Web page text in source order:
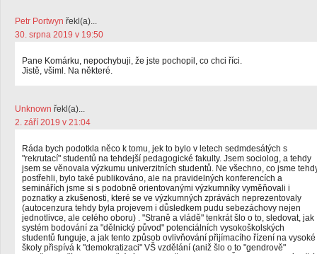
Petr Portwyn řekl(a)...
30. srpna 2019 v 19:50
Pane Komárku, nepochybuji, že jste pochopil, co chci říci.
Jistě, všiml. Na některé.
Unknown řekl(a)...
2. září 2019 v 21:04
Ráda bych podotkla něco k tomu, jek to bylo v letech sedmdesátých s
"rekrutací" studentů na tehdejší pedagogické fakulty. Jsem sociolog, a tehdy
jsem se věnovala výzkumu univerzitních studentů. Ne všechno, co jsme
postřehli, bylo také publikováno, ale na pravidelných konferencích a
seminářích jsme si s podobně orientovanými výzkumníky vyměňovali i
poznatky a zkušenosti, které se ve výzkumných zprávách neprezentovaly
(autocenzura tehdy byla projevem i důsledkem pudu sebezáchovy nejen
jednotlivce, ale celého oboru) . "Straně a vládě" tenkrát šlo o to, sledovat, jak
systém bodování za "dělnický původ" potenciálních vysokoškolských
studentů funguje, a jak tento způsob ovlivňování přijímacího řízení na vysoké
školy přispívá k "demokratizaci" VŠ vzdělání (aniž šlo o to "gendrově"